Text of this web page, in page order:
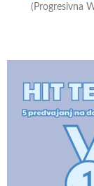
(Progresivna